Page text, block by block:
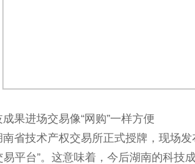
果进场交易像“网购”一样方便
省技术产权交易所正式授牌，现场
平台”。这意味着，今后湖南的科技